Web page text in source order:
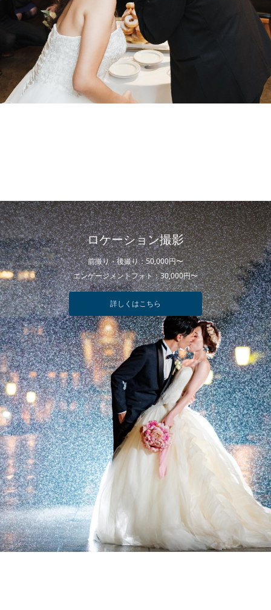
ロケーション撮影
前撮り・後撮り：50,000円〜
エンゲージメントフォト：30,000円〜
詳しくはこちら